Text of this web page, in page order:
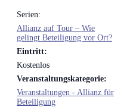
Serien:
Allianz auf Tour – Wie
gelingt Beteiligung vor Ort?
Eintritt:
Kostenlos
Veranstaltungskategorie:
Veranstaltungen - Allianz für
Beteiligung